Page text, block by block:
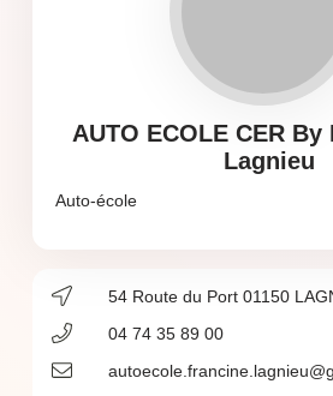
AUTO ECOLE CER By
Lagnieu
Auto-école
54 Route du Port 01150
04 74 35 89 00